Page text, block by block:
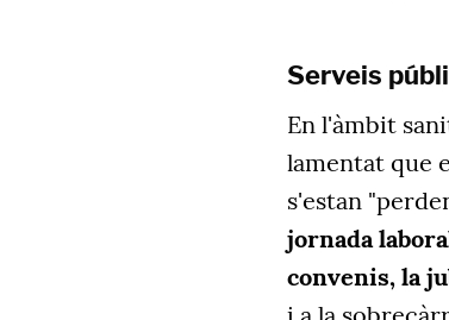
Serveis
En l'àmbit
lamentat que
s'estan
jornada
convenis, la